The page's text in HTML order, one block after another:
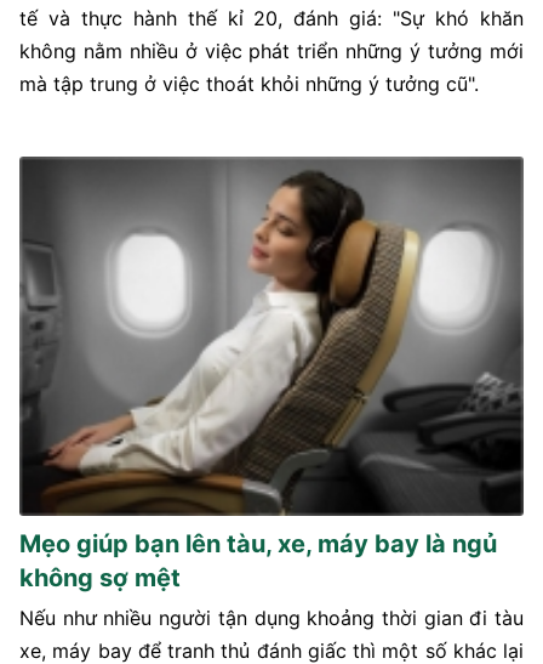
tế và thực hành thế kỉ 20, đánh giá: "Sự khó khăn
không nằm nhiều ở việc phát triển những ý tưởng mới
mà tập trung ở việc thoát khỏi những ý tưởng cũ".
Mẹo giúp bạn lên tàu, xe, máy bay là ngủ
không sợ mệt
Nếu như nhiều người tận dụng khoảng thời gian đi tàu
xe, máy bay để tranh thủ đánh giấc thì một số khác lại